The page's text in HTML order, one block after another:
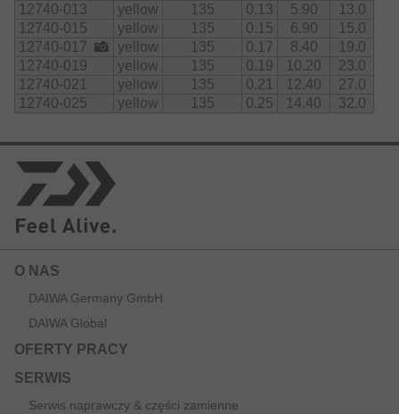
12740-013
yellow 135 0.13 5.90
13.0
12740-015
yellow 135 0.15 6.90
15.0
12740-017
yellow 135 0.17 8.40
19.0
12740-019
yellow 135 0.19 10.20
23.0
12740-021
yellow 135 0.21 12.40
27.0
12740-025
yellow 135 0.25 14.40 32.0
O NAS
DAIWA Germany GmbH
DAIWA Global
OFERTY PRACY
SERWIS
Serwis naprawczy & części zamienne